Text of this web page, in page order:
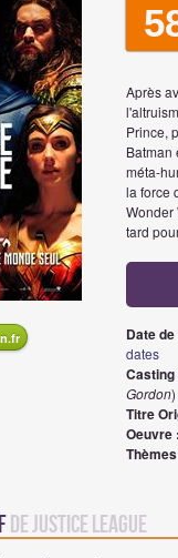
Après
Prince,
Batman
méta-
la force
Wonder
tard
Date
dates
Gordon)
Titre
Oeuvre :
de Justice League